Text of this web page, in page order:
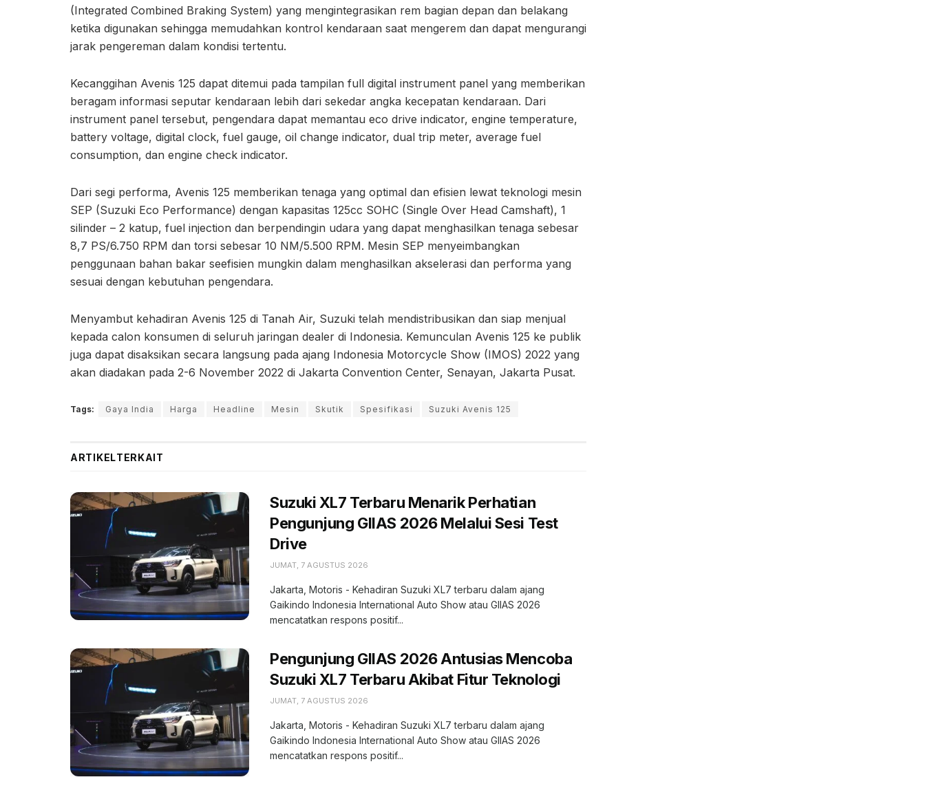
(Integrated Combined Braking System) yang mengintegrasikan rem bagian depan dan belakang
ketika digunakan sehingga memudahkan kontrol kendaraan saat mengerem dan dapat mengurangi
jarak pengereman dalam kondisi tertentu.
Kecanggihan Avenis 125 dapat ditemui pada tampilan full digital instrument panel yang memberikan
beragam informasi seputar kendaraan lebih dari sekedar angka kecepatan kendaraan. Dari
instrument panel tersebut, pengendara dapat memantau eco drive indicator, engine temperature,
battery voltage, digital clock, fuel gauge, oil change indicator, dual trip meter, average fuel
consumption, dan engine check indicator.
Dari segi performa, Avenis 125 memberikan tenaga yang optimal dan efisien lewat teknologi mesin
SEP (Suzuki Eco Performance) dengan kapasitas 125cc SOHC (Single Over Head Camshaft), 1
silinder – 2 katup, fuel injection dan berpendingin udara yang dapat menghasilkan tenaga sebesar
8,7 PS/6.750 RPM dan torsi sebesar 10 NM/5.500 RPM. Mesin SEP menyeimbangkan
penggunaan bahan bakar seefisien mungkin dalam menghasilkan akselerasi dan performa yang
sesuai dengan kebutuhan pengendara.
Menyambut kehadiran Avenis 125 di Tanah Air, Suzuki telah mendistribusikan dan siap menjual
kepada calon konsumen di seluruh jaringan dealer di Indonesia. Kemunculan Avenis 125 ke publik
juga dapat disaksikan secara langsung pada ajang Indonesia Motorcycle Show (IMOS) 2022 yang
akan diadakan pada 2-6 November 2022 di Jakarta Convention Center, Senayan, Jakarta Pusat.
Tags: Gaya India Harga Headline Mesin Skutik Spesifikasi Suzuki Avenis 125
ARTIKELTERKAIT
Suzuki XL7 Terbaru Menarik Perhatian
Pengunjung GIIAS 2026 Melalui Sesi Test
Drive
JUMAT, 7 AGUSTUS 2026
Jakarta, Motoris - Kehadiran Suzuki XL7 terbaru dalam ajang
Gaikindo Indonesia International Auto Show atau GIIAS 2026
mencatatkan respons positif...
Pengunjung GIIAS 2026 Antusias Mencoba
Suzuki XL7 Terbaru Akibat Fitur Teknologi
JUMAT, 7 AGUSTUS 2026
Jakarta, Motoris - Kehadiran Suzuki XL7 terbaru dalam ajang
Gaikindo Indonesia International Auto Show atau GIIAS 2026
mencatatkan respons positif...